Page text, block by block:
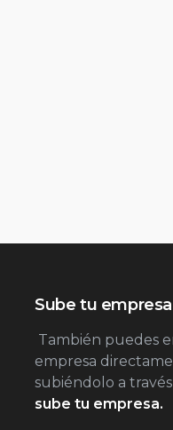
Sube tu empresa
También puedes
empresa
subiéndolo a
sube tu empresa.